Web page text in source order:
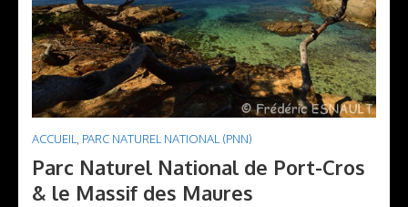
ACCUEIL PARC NATUREL NATIONAL (PNN)
Parc Naturel National de Port-Cros
& le Massif des Maures